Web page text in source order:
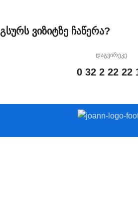
გსურს ვიზიტზე ჩაწერა?
დაგვირეკე
0 32 2 22 22